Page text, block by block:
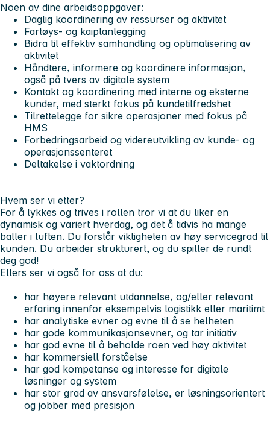
Noen av dine arbeidsoppgaver:
Daglig koordinering av ressurser og aktivitet
Fartøys- og kaiplanlegging
Bidra til effektiv samhandling og optimalisering av
aktivitet
Håndtere, informere og koordinere informasjon,
også på tvers av digitale system
Kontakt og koordinering med interne og eksterne
kunder, med sterkt fokus på kundetilfredshet
Tilrettelegge for sikre operasjoner med fokus på
HMS
Forbedringsarbeid og videreutvikling av kunde- og
operasjonssenteret
Deltakelse i vaktordning
Hvem ser vi etter?
For å lykkes og trives i rollen tror vi at du liker en
dynamisk og variert hverdag, og det å tidvis ha mange
baller i luften. Du forstår viktigheten av høy servicegrad til
kunden. Du arbeider strukturert, og du spiller de rundt
deg god!
Ellers ser vi også for oss at du:
har høyere relevant utdannelse, og/eller relevant
erfaring innenfor eksempelvis logistikk eller maritimt
har analytiske evner og evne til å se helheten
har gode kommunikasjonsevner, og tar initiativ
har god evne til å beholde roen ved høy aktivitet
har kommersiell forståelse
har god kompetanse og interesse for digitale
løsninger og system
har stor grad av ansvarsfølelse, er løsningsorientert
og jobber med presisjon